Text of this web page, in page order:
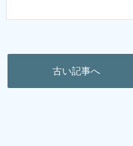
古い記事へ